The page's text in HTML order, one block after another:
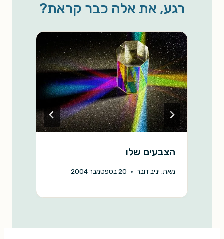
k
A
p
i
רגע, את אלה כבר קראת?
הצבעים שלו
מאת: יניב דובר 20 בספטמבר 2004